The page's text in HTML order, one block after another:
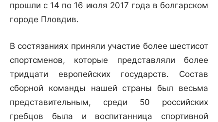
прошли с 14 по 16 июля 2017 года в болгарском
городе Пловдив.
В состязаниях приняли участие более шестисот
спортсменов, которые представляли более
тридцати европейских государств. Состав
сборной команды нашей страны был весьма
представительным, среди 50 российских
гребцов была и воспитанница спортивной